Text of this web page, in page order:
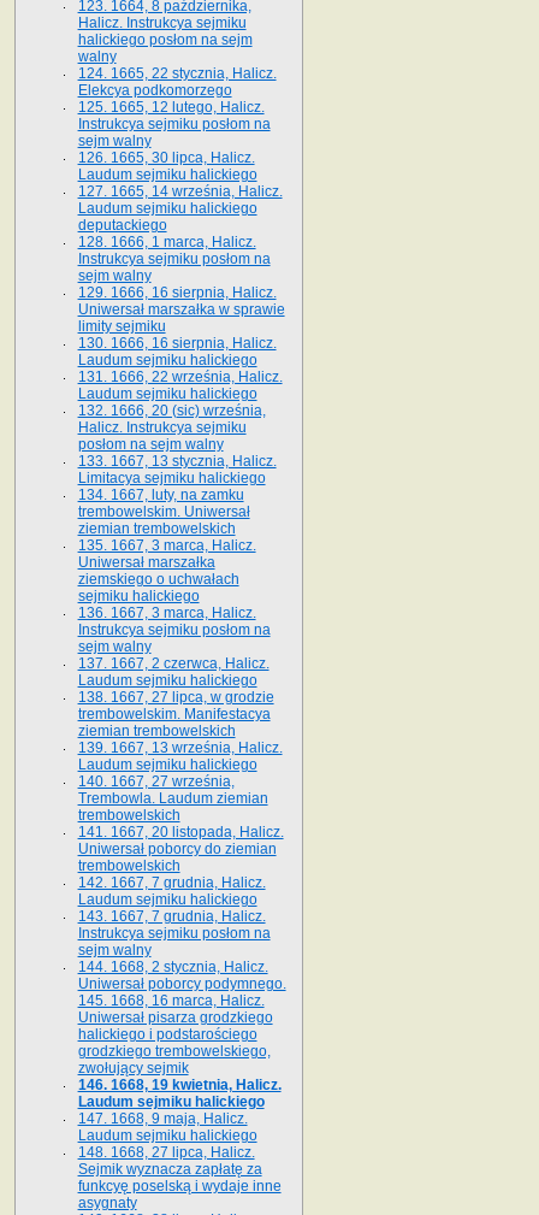
123. 1664, 8 października,
Halicz. Instrukcya sejmiku
halickiego posłom na sejm
walny
124. 1665, 22 stycznia, Halicz.
Elekcya podkomorzego
125. 1665, 12 lutego, Halicz.
Instrukcya sejmiku posłom na
sejm walny
126. 1665, 30 lipca, Halicz.
Laudum sejmiku halickiego
127. 1665, 14 września, Halicz.
Laudum sejmiku halickiego
deputackiego
128. 1666, 1 marca, Halicz.
Instrukcya sejmiku posłom na
sejm walny
129. 1666, 16 sierpnia, Halicz.
Uniwersał marszałka w sprawie
limity sejmiku
130. 1666, 16 sierpnia, Halicz.
Laudum sejmiku halickiego
131. 1666, 22 września, Halicz.
Laudum sejmiku halickiego
132. 1666, 20 (sic) września,
Halicz. Instrukcya sejmiku
posłom na sejm walny
133. 1667, 13 stycznia, Halicz.
Limitacya sejmiku halickiego
134. 1667, luty, na zamku
trembowelskim. Uniwersał
ziemian trembowelskich
135. 1667, 3 marca, Halicz.
Uniwersał marszałka
ziemskiego o uchwałach
sejmiku halickiego
136. 1667, 3 marca, Halicz.
Instrukcya sejmiku posłom na
sejm walny
137. 1667, 2 czerwca, Halicz.
Laudum sejmiku halickiego
138. 1667, 27 lipca, w grodzie
trembowelskim. Manifestacya
ziemian trembowelskich
139. 1667, 13 września, Halicz.
Laudum sejmiku halickiego
140. 1667, 27 września,
Trembowla. Laudum ziemian
trembowelskich
141. 1667, 20 listopada, Halicz.
Uniwersał poborcy do ziemian
trembowelskich
142. 1667, 7 grudnia, Halicz.
Laudum sejmiku halickiego
143. 1667, 7 grudnia, Halicz.
Instrukcya sejmiku posłom na
sejm walny
144. 1668, 2 stycznia, Halicz.
Uniwersał poborcy podymnego.
145. 1668, 16 marca, Halicz.
Uniwersał pisarza grodzkiego
halickiego i podstarościego
grodzkiego trembowelskiego,
zwołujący sejmik
146. 1668, 19 kwietnia, Halicz.
Laudum sejmiku halickiego
147. 1668, 9 maja, Halicz.
Laudum sejmiku halickiego
148. 1668, 27 lipca, Halicz.
Sejmik wyznacza zapłatę za
funkcyę poselską i wydaje inne
asygnaty